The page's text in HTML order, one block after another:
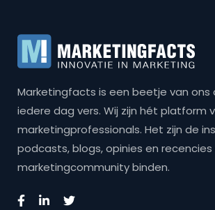
Marketingfacts is een beetje van ons
iedere dag vers. Wij zijn hét platform
marketingprofessionals. Het zijn de
podcasts, blogs, opinies en recencies
marketingcommunity binden.